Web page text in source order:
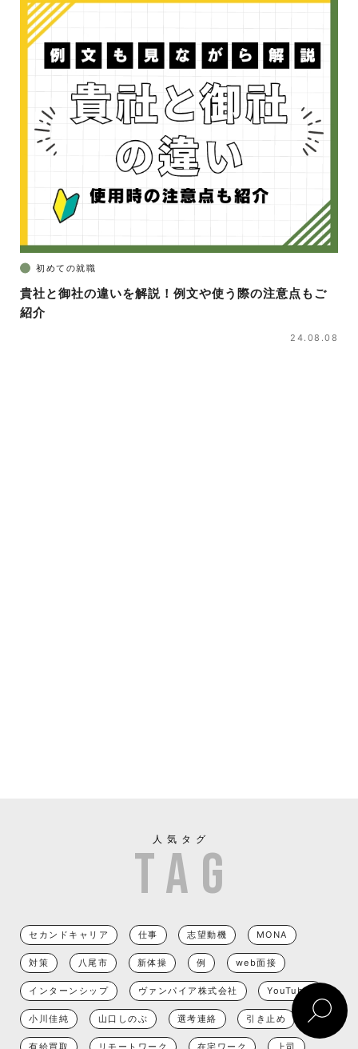
初めての就職
貴社と御社の違いを解説！例文や使う際の注意点もご
紹介
24.08.08
人気タグ
セカンドキャリア 仕事 志望動機 MONA
対策 八尾市 新体操 例 web面接
インターンシップ ヴァンパイア株式会社 YouTuber
小川佳純 山口しのぶ 選考連絡 引き止め
有給買取 リモートワーク 在宅ワーク 上司